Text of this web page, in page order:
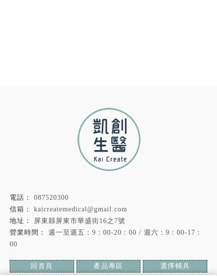
087520300
kaicreatemedical@gmail.com
屏東縣屏東市華盛街16之7號
週一至週五：9：00-20：00 / 週六：9：00-17：
00
回首頁 產品專區 選擇輔具